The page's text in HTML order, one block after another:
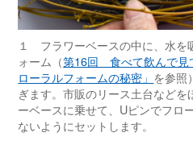
１ フラワーベースの中に、水を
ォーム（第16回 食べて飲んで見
ローラルフォームの秘密」 を参照
ぎます。市販のリース土台など
ーベースに乗せて、Uピンでフロ
ないようにセットします。